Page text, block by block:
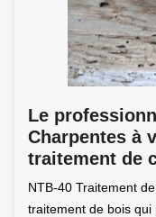
Le
Charpentes à
traitement de
NTB-40 Traitement
traitement de bois